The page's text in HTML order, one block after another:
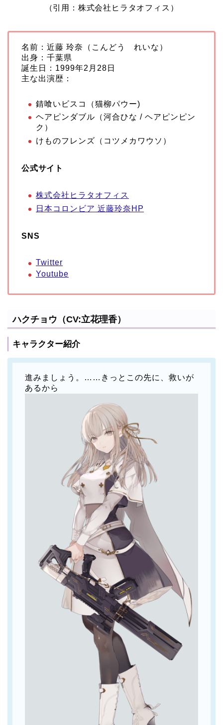
（引用：株式会社ヒラタオフィス）
名前：近藤 玲奈（こんどう れいな）
出身：千葉県
誕生日：1999年2月28日
主な出演歴：
錆喰いビスコ（猫柳パウー)
ヘアピンダブル（河合ひな / ヘアピンピン
ク）
けものフレンズ（コツメカワウソ）
公式サイト
株式会社ヒラタオフィス
日本コロンビア 近藤玲奈HP
SNS
Twitter
Youtube
ハクチョウ（CV:立花理香）
キャラクター紹介
進みましょう。……きっとこの先に、救いが
あるから